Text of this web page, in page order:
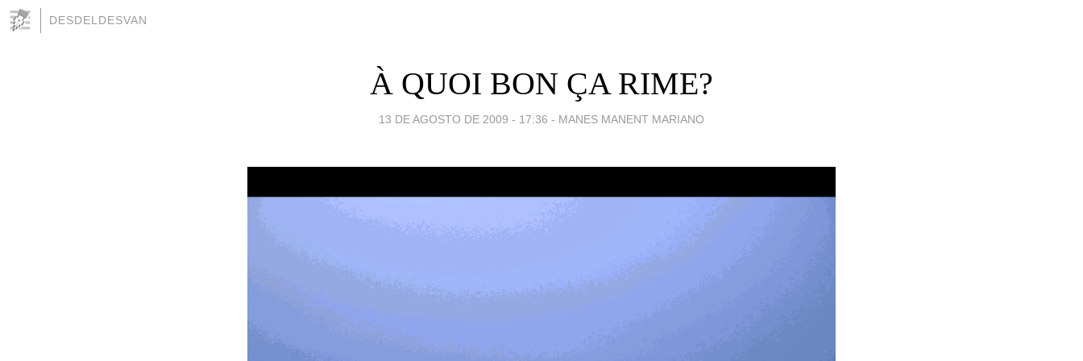
DESDELDESVAN
À QUOI BON ÇA RIME?
13 DE AGOSTO DE 2009 - 17:36 - MANES MANENT MARIANO